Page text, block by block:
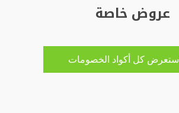
عروض خاصة
استعرض كل أكواد الخصومات